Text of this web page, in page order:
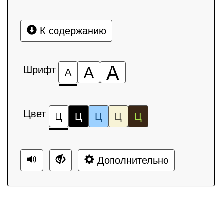
К содержанию
Шрифт А А А
Цвет Ц Ц Ц Ц Ц
Дополнительно